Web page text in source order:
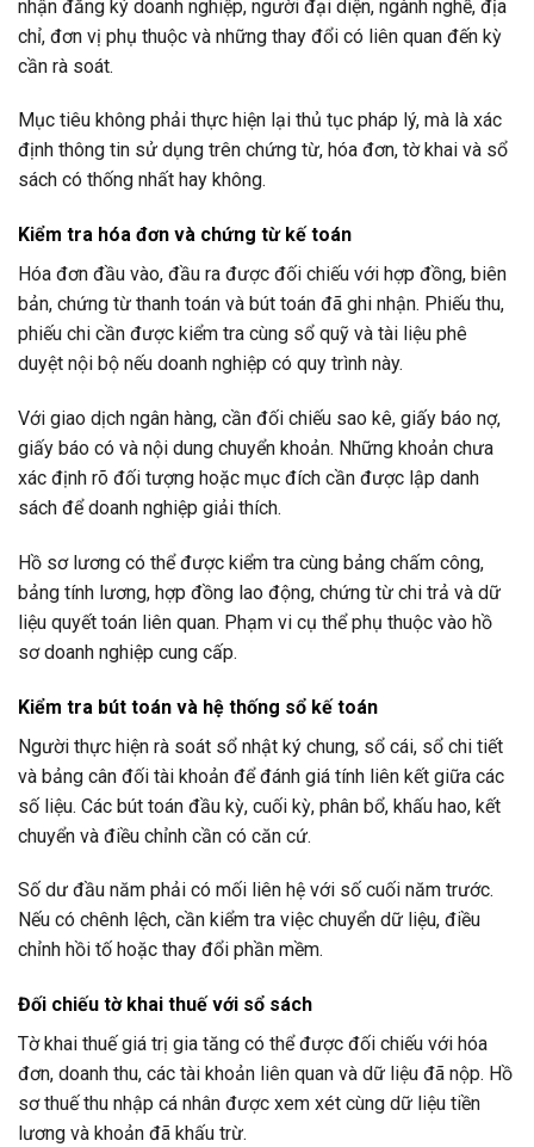
nhận đăng ký doanh nghiệp, người đại diện, ngành nghề, địa
chỉ, đơn vị phụ thuộc và những thay đổi có liên quan đến kỳ
cần rà soát.
Mục tiêu không phải thực hiện lại thủ tục pháp lý, mà là xác
định thông tin sử dụng trên chứng từ, hóa đơn, tờ khai và sổ
sách có thống nhất hay không.
Kiểm tra hóa đơn và chứng từ kế toán
Hóa đơn đầu vào, đầu ra được đối chiếu với hợp đồng, biên
bản, chứng từ thanh toán và bút toán đã ghi nhận. Phiếu thu,
phiếu chi cần được kiểm tra cùng sổ quỹ và tài liệu phê
duyệt nội bộ nếu doanh nghiệp có quy trình này.
Với giao dịch ngân hàng, cần đối chiếu sao kê, giấy báo nợ,
giấy báo có và nội dung chuyển khoản. Những khoản chưa
xác định rõ đối tượng hoặc mục đích cần được lập danh
sách để doanh nghiệp giải thích.
Hồ sơ lương có thể được kiểm tra cùng bảng chấm công,
bảng tính lương, hợp đồng lao động, chứng từ chi trả và dữ
liệu quyết toán liên quan. Phạm vi cụ thể phụ thuộc vào hồ
sơ doanh nghiệp cung cấp.
Kiểm tra bút toán và hệ thống sổ kế toán
Người thực hiện rà soát sổ nhật ký chung, sổ cái, sổ chi tiết
và bảng cân đối tài khoản để đánh giá tính liên kết giữa các
số liệu. Các bút toán đầu kỳ, cuối kỳ, phân bổ, khấu hao, kết
chuyển và điều chỉnh cần có căn cứ.
Số dư đầu năm phải có mối liên hệ với số cuối năm trước.
Nếu có chênh lệch, cần kiểm tra việc chuyển dữ liệu, điều
chỉnh hồi tố hoặc thay đổi phần mềm.
Đối chiếu tờ khai thuế với sổ sách
Tờ khai thuế giá trị gia tăng có thể được đối chiếu với hóa
đơn, doanh thu, các tài khoản liên quan và dữ liệu đã nộp. Hồ
sơ thuế thu nhập cá nhân được xem xét cùng dữ liệu tiền
lương và khoản đã khấu trừ.